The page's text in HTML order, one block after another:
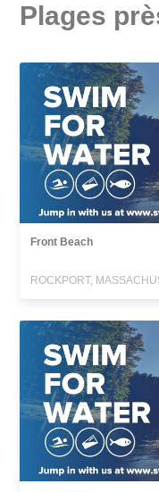
Plages
Front Beach
ROCKPORT,